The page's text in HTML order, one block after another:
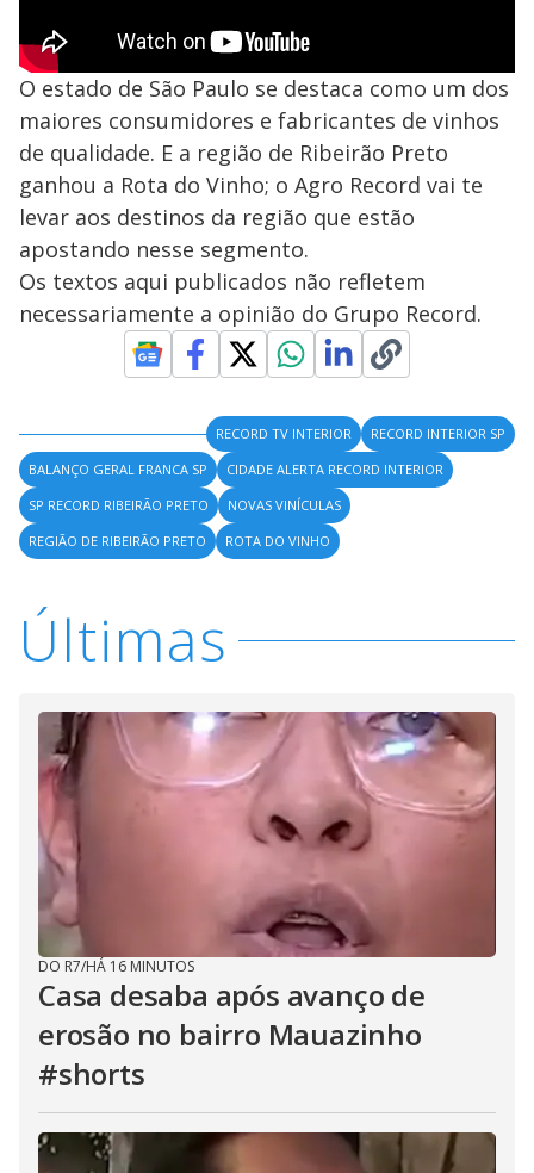
O estado de São Paulo se destaca como um dos
maiores consumidores e fabricantes de vinhos
de qualidade. E a região de Ribeirão Preto
ganhou a Rota do Vinho; o Agro Record vai te
levar aos destinos da região que estão
apostando nesse segmento.
Os textos aqui publicados não refletem
necessariamente a opinião do Grupo Record.
RECORD TV INTERIOR
RECORD INTERIOR SP
BALANÇO GERAL FRANCA SP
CIDADE ALERTA RECORD INTERIOR
SP RECORD RIBEIRÃO PRETO
NOVAS VINÍCULAS
REGIÃO DE RIBEIRÃO PRETO
ROTA DO VINHO
Últimas
DO R7/HÁ 16 MINUTOS
Casa desaba após avanço de
erosão no bairro Mauazinho
#shorts